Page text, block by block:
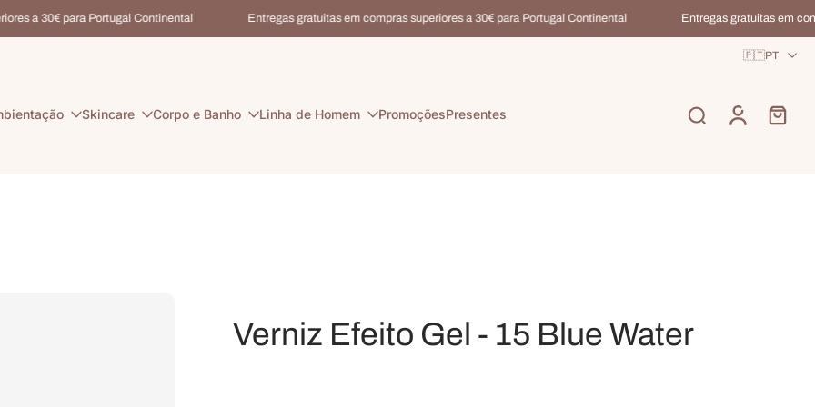
a 30€ para Portugal Continental Entregas gratuitas em compras superiores a 30€ para Portugal Continental Entregas gratuitas em
🇵🇹PT
Skincare Corpo e Banho Linha de Homem PromoçõesPresentes
Verniz Efeito Gel - 15 Blue Water